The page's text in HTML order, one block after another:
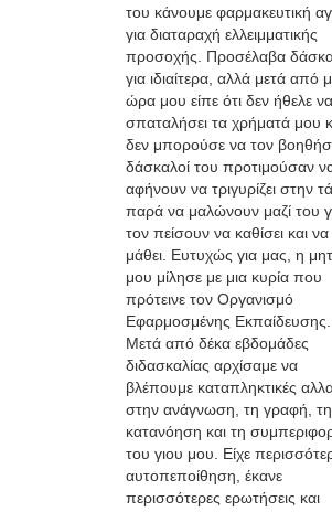
του κάνουμε φαρμακευτική
για διαταραχή ελλειμματικής
προσοχής. Προσέλαβα
για ιδιαίτερα, αλλά μετά από
ώρα μου είπε ότι δεν ήθελε να
σπαταλήσει τα χρήματά μου
δεν μπορούσε να τον
δάσκαλοί του προτιμούσαν
αφήνουν να τριγυρίζει στην
παρά να μαλώνουν μαζί του
τον πείσουν να καθίσει και να
μάθει. Ευτυχώς για μας, η
μου μίλησε με μια κυρία που
πρότεινε τον Οργανισμό
Εφαρμοσμένης Εκπαίδευσης.
Μετά από δέκα εβδομάδες
διδασκαλίας αρχίσαμε να
βλέπουμε καταπληκτικές
στην ανάγνωση, τη γραφή,
κατανόηση και τη
του γιου μου. Είχε
αυτοπεποίθηση, έκανε
περισσότερες ερωτήσεις και